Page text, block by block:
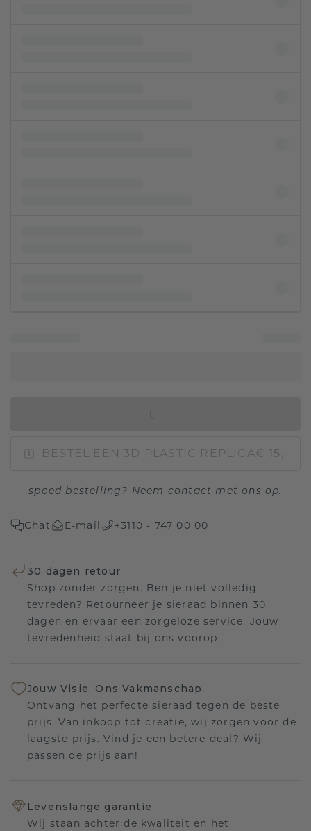
BESTEL EEN 3D PLASTIC REPLICA€ 15,-
spoed bestelling? Neem contact met ons op.
Chat E-mail +3110 - 747 00 00
30 dagen retour
Shop zonder zorgen. Ben je niet volledig
tevreden? Retourneer je sieraad binnen 30
dagen en ervaar een zorgeloze service. Jouw
tevredenheid staat bij ons voorop.
Jouw Visie, Ons Vakmanschap
Ontvang het perfecte sieraad tegen de beste
prijs. Van inkoop tot creatie, wij zorgen voor de
laagste prijs. Vind je een betere deal? Wij
passen de prijs aan!
Levenslange garantie
Wij staan achter de kwaliteit en het